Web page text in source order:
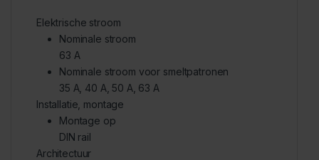
Elektrische stroom
Nominale stroom
63 A
Nominale stroom voor smeltpatronen
35 A, 40 A, 50 A, 63 A
Installatie, montage
Montage op
DIN rail
Architectuur